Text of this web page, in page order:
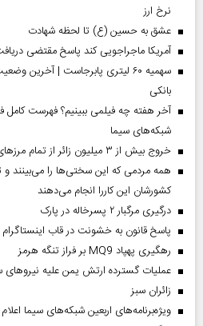
نرخ ارز
عشق به حسین (ع) تا لحظه شهادت
آمریکا ماجراجویی کند پاسخ مقتضی
سهمیه ۶۰ لیتری پابرجاست |
بانکی
آخر هفته چه فیلمی ببینیم؟ فهرست
شبکه‌های سیما
خروج بیش از ۳ میلیون زائر از تمام مرز‌های کشور
همه مردمی که این سختی‌ها را می‌بینند و
کشورشان این کاررا انجام می‌دهند
درگیری مرگبار ۲ پسرخاله در پارک
پاسخ قانون به خشونت در قاب اینستاگرام
رهگیری پهپاد MQ9 بر فراز تنگه هرمز
عملیات گسترده ارتش یمن علیه
‌زائران سبز
ویژه‌برنامه‌های اربعین شبکه‌های سیما اعلام